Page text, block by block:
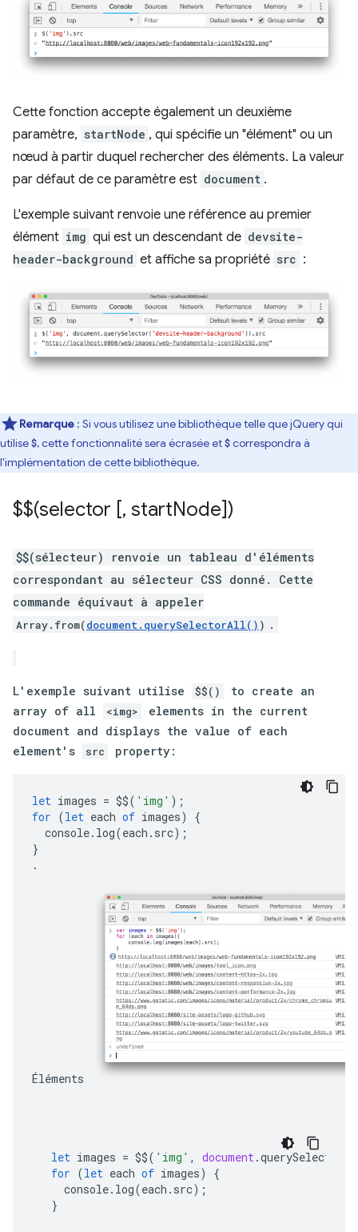
Cette fonction accepte également un deuxième
paramètre, startNode , qui spécifie un "élément" ou un
nœud à partir duquel rechercher des éléments. La valeur
par défaut de ce paramètre est document .
L'exemple suivant renvoie une référence au premier
élément img qui est un descendant de devsite-
header-background et affiche sa propriété src :
Remarque : Si vous utilisez une bibliothèque telle que jQuery qui
utilise$, cette fonctionnalité sera écrasée et$correspondra à
l'implémentation de cette bibliothèque.
$$(selector [, startNode])
$$(sélecteur) renvoie un tableau d'éléments
correspondant au sélecteur CSS donné. Cette
commande équivaut à appeler
Array.from(document.querySelectorAll() ) .
L'exemple suivant utilise $$()
to create an
array of all
<img>
elements in the current
document and displays the value of each
element's
src property:
let images = $$( 'img' );
for (let each of images)
{
console. log(each . src);
}
Éléments
let images = $$( 'img' , document.querySelector
for (let each of images)
{
console. log(each . src);
}